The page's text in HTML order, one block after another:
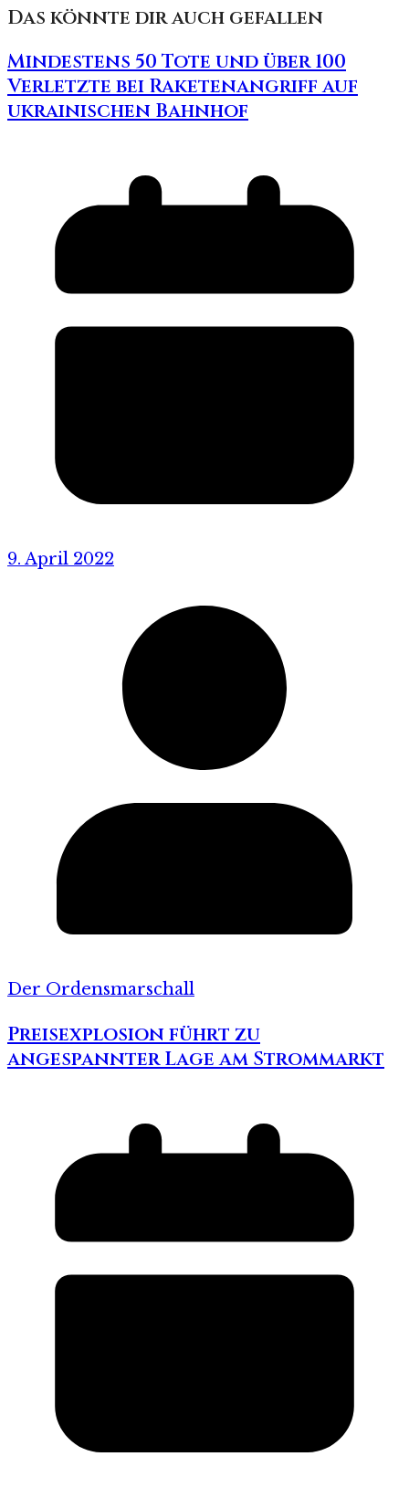
Das könnte dir auch gefallen
Mindestens 50 Tote und über 100
Verletzte bei Raketenangriff auf
ukrainischen Bahnhof
9. April 2022
Der Ordensmarschall
Preisexplosion führt zu
angespannter Lage am Strommarkt